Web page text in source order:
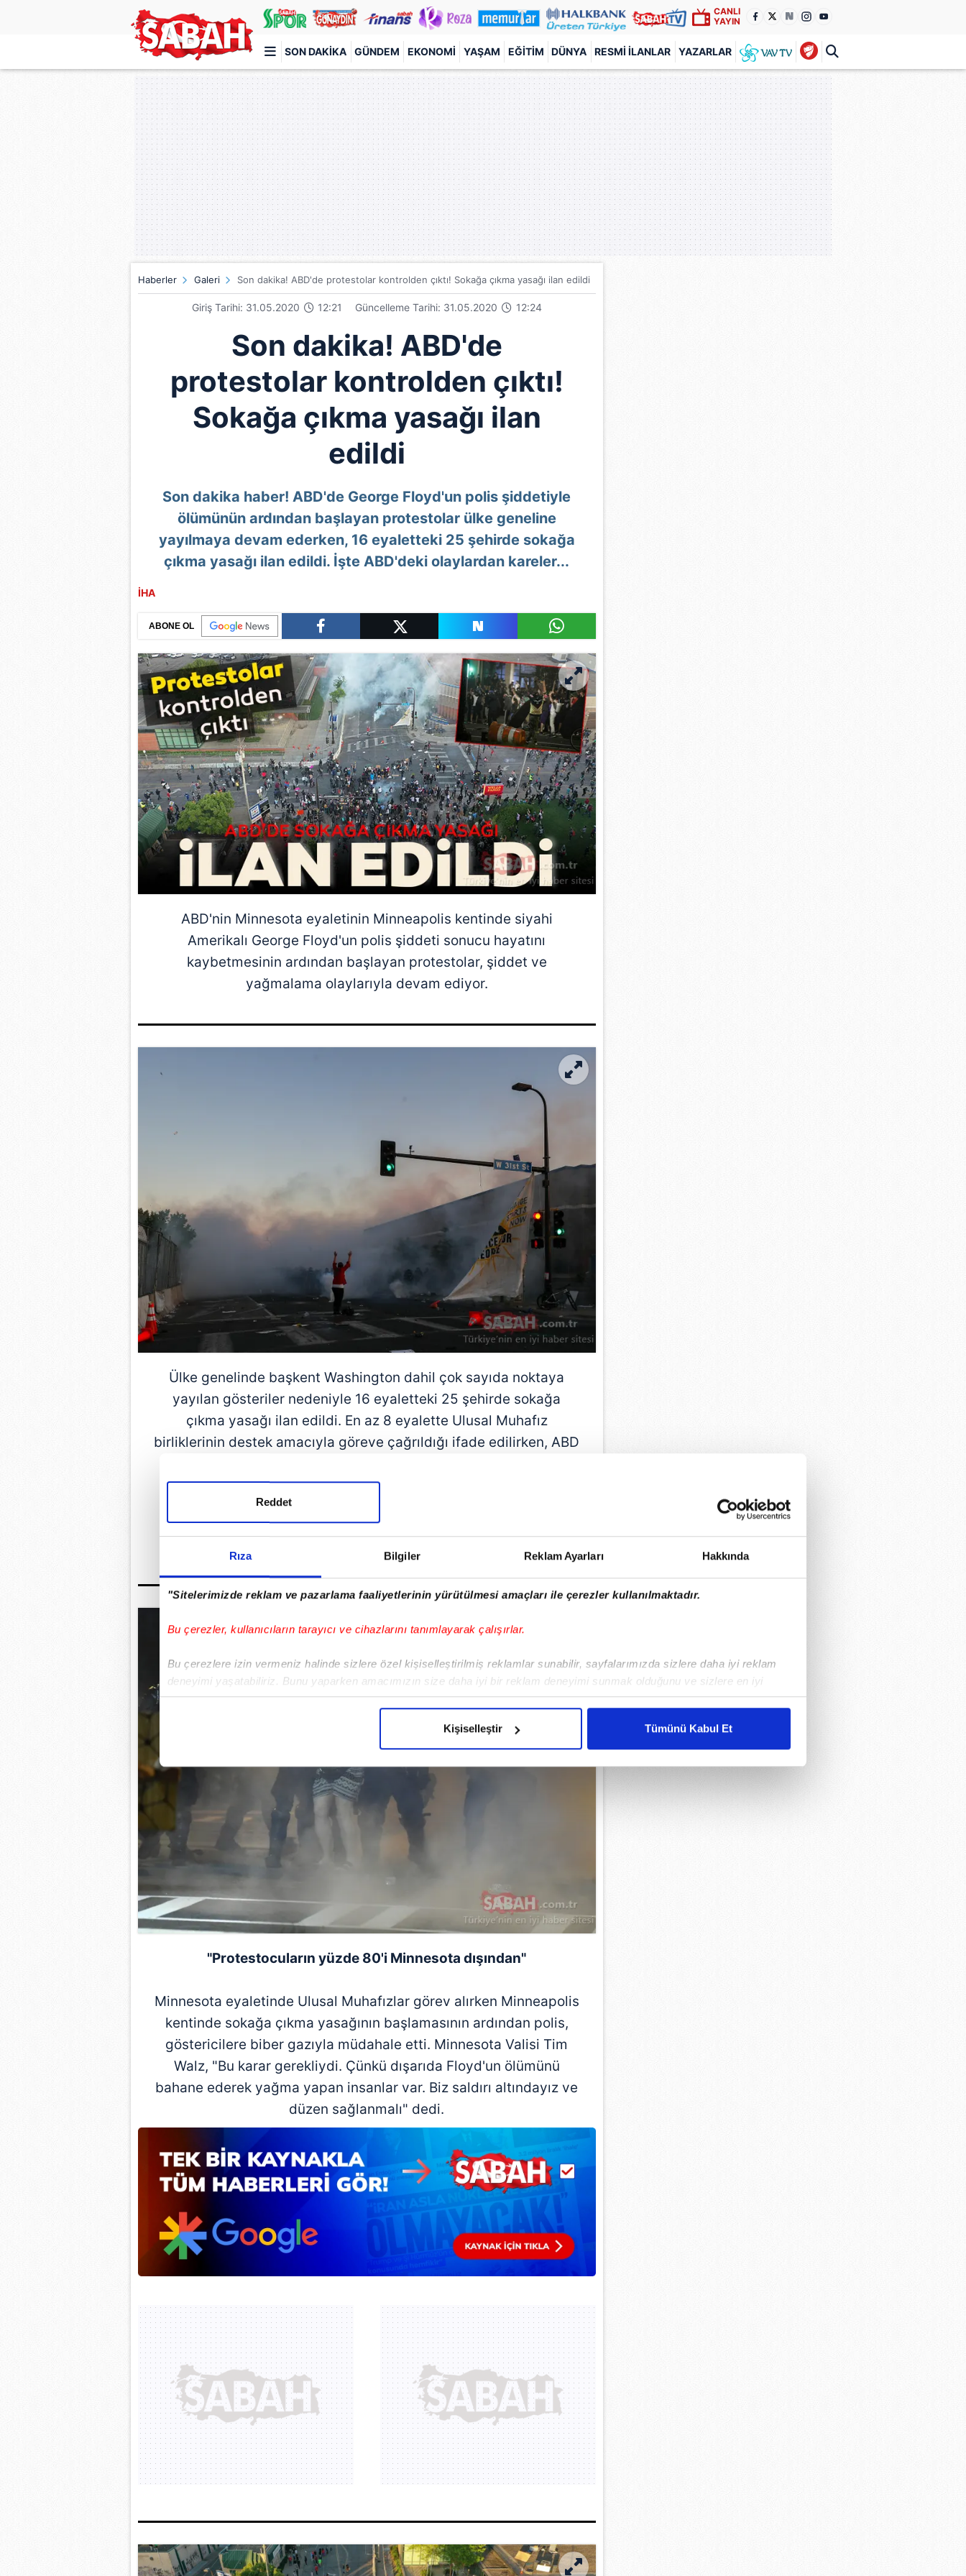
Rıza Bilgiler Reklam Ayarları Hakkında
"Sitelerimizde reklam ve pazarlama faaliyetlerinin yürütülmesi amaçları ile çerezler kullanılmaktadır.
Bu çerezler, kullanıcıların tarayıcı ve cihazlarını tanımlayarak çalışırlar.
Bu çerezlere izin vermeniz halinde sizlere özel kişiselleştirilmiş reklamlar sunabilir, sayfalarımızda sizlere daha iyi reklam
deneyimi yaşatabiliriz. Bunu yaparken amacımızın size daha iyi bir reklam deneyimi sunmak olduğunu ve sizlere en iyi
içerikleri sunabilmek adına elimizden gelen çabayı gösterdiğimizi ve bu noktada, reklamların maliyetlerimizi karşılamak
Her halükârda, kullanıcılar, bu çerezlere izin vermedikleri takdirde, kullanıcılara hedefli reklamlar gösterilmeyecektir."
Sizlere daha iyi bir hizmet sunabilmek için İnternet Sitemizde kendimize ve üçüncü kişilere ait çerezler kullanılmaktadır. Bu
çerezler vasıtasıyla çeşitli kişisel verileriniz işlenmekte olup gerekli olan çerezler bilgi toplumu hizmetlerinin sunulması
amacıyla kullanılmaktadır. Diğer çerezler, sitemizin daha işlevsel kılınması ve kişiselleştirilmesi ve sizlere yönelik
reklam/pazarlama faaliyetlerinin yapılması, amaçlarıyla sınırlı olarak açık rızanız dahilinde kullanılacaktır.
Çerezlere ilişkin tercihlerinizi aşağıda yer alan panel vasıtasıyla belirleyebilirsiniz. Çerezlere ilişkin detaylı bilgi için Ayarlar
Çerez Bilgilendirme Metnimizi ziyaret edebilirsiniz.
6698 sayılı Kişisel Verilerin Korunması Kanunu uyarınca hazırlanmış Aydınlatma Metnimizi okumak ve sitemizde ilgili
Reddet
Kişiselleştir Tümünü Kabul Et
CANLI
YAYIN
SON DAKIKA GÜNDEM EKONOMI YAŞAM EĞITIM DÜNYA RESMI İLANLAR YAZARLAR
Türkiye'nin en iyi haber sitesi
Haberler Galeri Son dakika! ABD'de protestolar kontrolden çıktı! Sokağa çıkma yasağı ilan edildi
Giriş Tarihi: 31.05.2020 12:21 Güncelleme Tarihi: 31.05.2020 12:24
Son dakika! ABD'de
protestolar kontrolden çıktı!
Sokağa çıkma yasağı ilan
edildi
Son dakika haber! ABD'de George Floyd'un polis şiddetiyle
ölümünün ardından başlayan protestolar ülke geneline
yayılmaya devam ederken, 16 eyaletteki 25 şehirde sokağa
çıkma yasağı ilan edildi. İşte ABD'deki olaylardan kareler...
İHA
ABONE OL
ABD'nin Minnesota eyaletinin Minneapolis kentinde siyahi
Amerikalı George Floyd'un polis şiddeti sonucu hayatını
kaybetmesinin ardından başlayan protestolar, şiddet ve
yağmalama olaylarıyla devam ediyor.
Ülke genelinde başkent Washington dahil çok sayıda noktaya
yayılan gösteriler nedeniyle 16 eyaletteki 25 şehirde sokağa
çıkma yasağı ilan edildi. En az 8 eyalette Ulusal Muhafız
birliklerinin destek amacıyla göreve çağrıldığı ifade edilirken, ABD
durumuna geçildiğini açıkladı.
GÜNÜN EN ÖNEMLİ MANŞETLERİ İÇİN TIKLAYIN
"Protestocuların yüzde 80'i Minnesota dışından"
Minnesota eyaletinde Ulusal Muhafızlar görev alırken Minneapolis
kentinde sokağa çıkma yasağının başlamasının ardından polis,
göstericilere biber gazıyla müdahale etti. Minnesota Valisi Tim
Walz, "Bu karar gerekliydi. Çünkü dışarıda Floyd'un ölümünü
bahane ederek yağma yapan insanlar var. Biz saldırı altındayız ve
düzen sağlanmalı" dedi.